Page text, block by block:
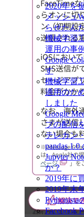
2020年を
メッシュ
らせたん
機械学習
運用の事
Google
す
機械学習
適用のた
しました
Google
プの配信
テレカン
pandas
Jupyter
か？
2019年に
2019年末
Pythonista
Facebook